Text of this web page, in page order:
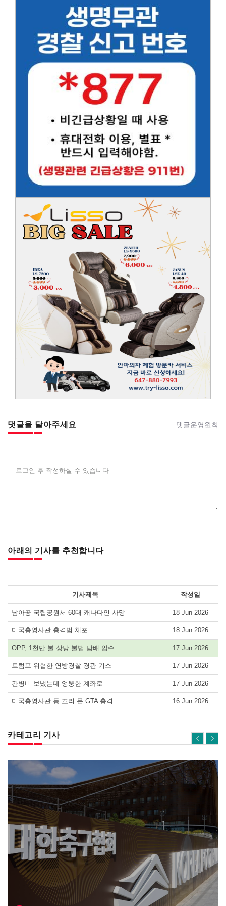
댓글을 달아주세요 댓글운영원칙
로그인 후 작성하실 수 있습니다
아래의 기사를 추천합니다
기사제목 작성일
남아공 국립공원서 60대 캐나다인 사망 18 Jun 2026
미국총영사관 총격범 체포 18 Jun 2026
OPP, 1천만 불 상당 불법 담배 압수 17 Jun 2026
트럼프 위협한 연방경찰 경관 기소 17 Jun 2026
간병비 보냈는데 엉뚱한 계좌로 17 Jun 2026
미국총영사관 등 꼬리 문 GTA 총격 16 Jun 2026
카테고리 기사